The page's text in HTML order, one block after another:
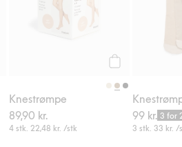
Knestrømpe
89,90 kr.
4 stk.22,48 kr. /stk
99 kr. 3 for
3 stk. 33 kr. /